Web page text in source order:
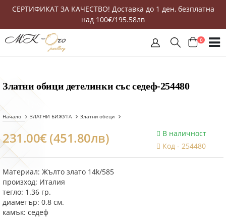
СЕРТИФИКАТ ЗА КАЧЕСТВО! Доставка до 1 ден, безплатна
над 100€/195.58лв
0
Златни обици детелинки със седеф-254480
Начало ЗЛАТНИ БИЖУТА Златни обеци
231.00€ (451.80лв)
В наличност
Код -254480
Материал: Жълто злато 14k/585
произход: Италия
тегло: 1.36 гр.
диаметър: 0.8 см.
камък: седеф